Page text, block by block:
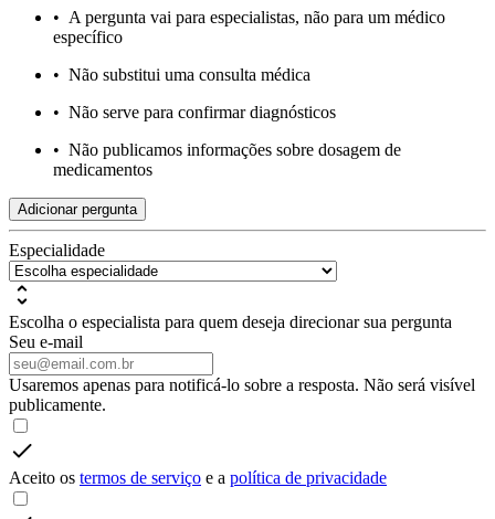
• A pergunta vai para especialistas, não para um médico
específico
• Não substitui uma consulta médica
• Não serve para confirmar diagnósticos
• Não publicamos informações sobre dosagem de
medicamentos
Adicionar pergunta
Especialidade
Escolha o especialista para quem deseja direcionar sua pergunta
Seu e-mail
Usaremos apenas para notificá-lo sobre a resposta. Não será visível
publicamente.
Aceito os termos de serviço e a política de privacidade